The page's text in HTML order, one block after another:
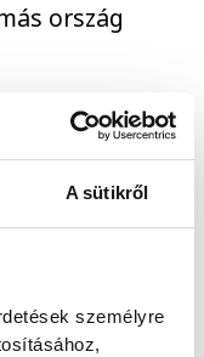
A sütikről
személyre
ország
Államok
akció
és
mint 150